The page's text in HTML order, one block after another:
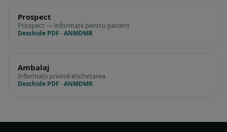
Prospect
Prospect — informații pentru pacient
Deschide PDF · ANMDMR
Ambalaj
Informații privind etichetarea
Deschide PDF · ANMDMR